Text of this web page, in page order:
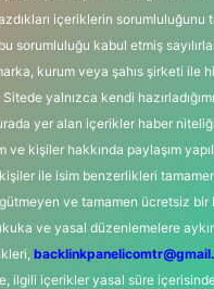
içeriklerin sorumluluğunu
sorumluluğu kabul etmiş
kurum veya şahıs şirketi ile
yalnızca kendi
yer alan içerikler haber
ve kişiler hakkında paylaşım
ile isim benzerlikleri
ve tamamen ücretsiz bir
ve yasal düzenlemelere
ilgili içerikler yasal süre